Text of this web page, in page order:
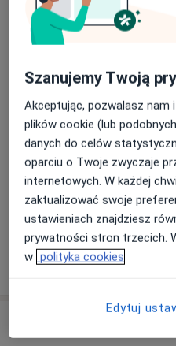
Rodzaje konsultacji
Stacjonarne Zobacz
Zobacz galerię (6)
Szanujemy Twoją
Akceptując, pozwalasz nam
plików cookie (lub
danych do celów
oparciu o Twoje zwyczaje
internetowych. W każdej
zaktualizować swoje
ustawieniach znajdziesz
prywatności stron trzecich.
w polityka cookies
Edytuj